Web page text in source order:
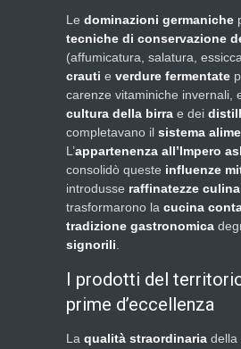
Le dominazioni germaniche
tecniche di conservazione
(affumicatura, salatura,
crauti e verdure fermentate
carenze vitaminiche invernali,
cultura della birra e dei
completavano il sistema
L’appartenenza all’Impero
consolidò queste influenze
introdusse raffinatezze
trasformarono la cucina
tradizione gastronomica
signorili
I prodotti del
prime d’eccellenza
La qualità straordinaria della